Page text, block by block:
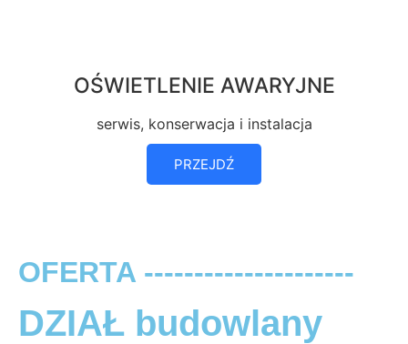
OŚWIETLENIE AWARYJNE
serwis, konserwacja i instalacja
PRZEJDŹ
OFERTA ---------------------
DZIAŁ budowlany